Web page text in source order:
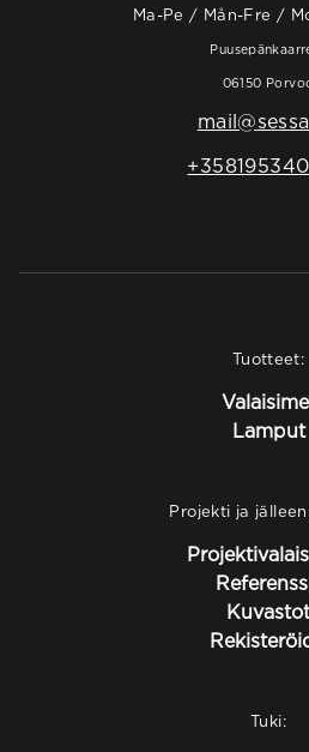
Ma-Pe / Mån-Fre /
06150
Tuotteet:
Lamput
Projekti ja
Kuvastot
Tuki: